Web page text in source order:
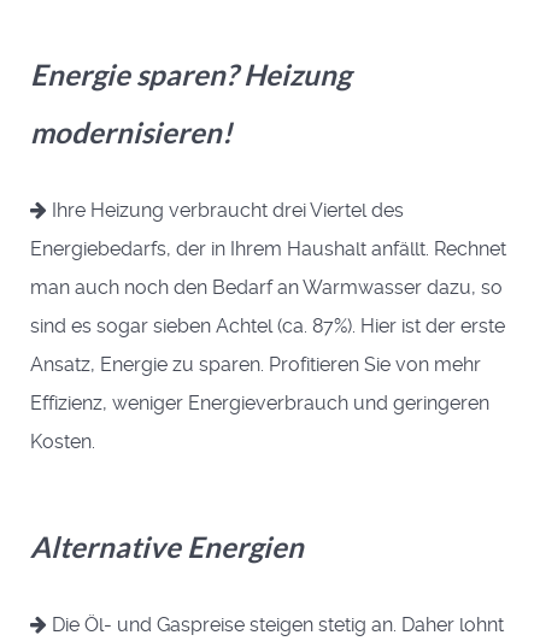
Energie sparen? Heizung
modernisieren!
Ihre Heizung verbraucht drei Viertel des
Energiebedarfs, der in Ihrem Haushalt anfällt. Rechnet
man auch noch den Bedarf an Warmwasser dazu, so
sind es sogar sieben Achtel (ca. 87%). Hier ist der erste
Ansatz, Energie zu sparen. Profitieren Sie von mehr
Effizienz, weniger Energieverbrauch und geringeren
Kosten.
Alternative Energien
Die Öl- und Gaspreise steigen stetig an. Daher lohnt